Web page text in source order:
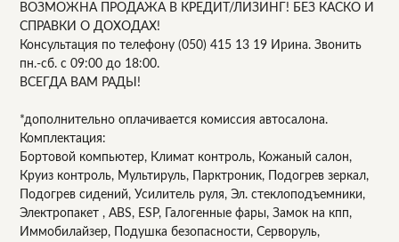
ВОЗМОЖНА ПРОДАЖА В КРЕДИТ/ЛИЗИНГ! БЕЗ КАСКО И
СПРАВКИ О ДОХОДАХ!
Консультация по телефону (050) 415 13 19 Ирина. Звонить
пн.-сб. с 09:00 до 18:00.
ВСЕГДА ВАМ РАДЫ!
*дополнительно оплачивается комиссия автосалона.
Комплектация:
Бортовой компьютер, Климат контроль, Кожаный салон,
Круиз контроль, Мультируль, Парктроник, Подогрев зеркал,
Подогрев сидений, Усилитель руля, Эл. стеклоподъемники,
Электропакет , ABS, ESP, Галогенные фары, Замок на кпп,
Иммобилайзер, Подушка безопасности, Серворуль,